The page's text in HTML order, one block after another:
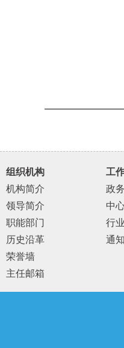
组织机构
机构简介
领导简介
职能部门
历史沿革
荣誉墙
主任邮箱
工
政
中
行
通